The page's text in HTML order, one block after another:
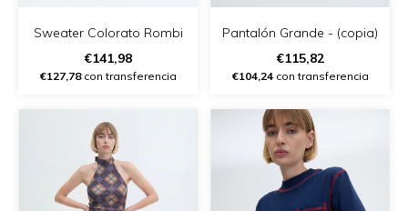
Sweater Colorato Rombi
€141,98
€127,78con transferencia
Pantalón Grande - (copia)
€115,82
€104,24con transferencia